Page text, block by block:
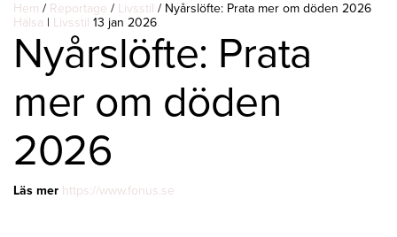
Glasfiberpool
Ovanmarkspooler
Lamelltäcke
Swimspa
Hem / Reportage / Livsstil / Nyårslöfte: Prata mer om döden 2026
Hälsa | Livsstil 13 jan 2026
Nyårslöfte: Prata
mer om döden
2026
Läs mer https://www.fonus.se